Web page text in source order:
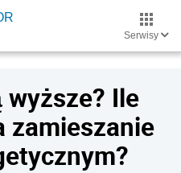
Serwisy
wyższe? Ile
zamieszanie